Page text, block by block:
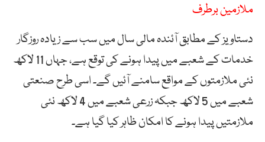
ملازمین برطرف
دستاویز کے مطابق آئندہ مالی سال میں سب سے زیادہ روزگار
خدمات کے شعبے میں پیدا ہونے کی توقع ہے، جہاں 11 لاکھ
نئی ملازمتوں کے مواقع سامنے آئیں گے۔ اسی طرح صنعتی
شعبے میں 5 لاکھ جبکہ زرعی شعبے میں 4 لاکھ نئی
ملازمتیں پیدا ہونے کا امکان ظاہر کیا گیا ہے۔